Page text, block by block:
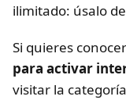
ilimitado: úsalo
Si quieres
para activar
visitar la categoría